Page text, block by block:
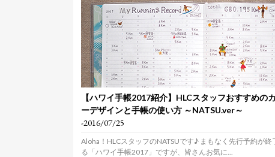
【ハワイ手帳2017紹介】HLCスタッフおすすめの
ーデザインと手帳の使い方 ～NATSU.ver～
-2016/07/25
Aloha！HLCスタッフのNATSUです♪ まもなく先行予約が終
る「ハワイ手帳2017」ですが、皆さんお気に...